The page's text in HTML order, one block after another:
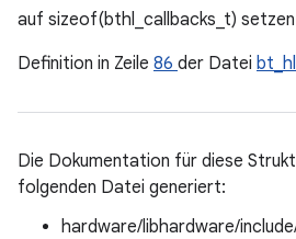
auf sizeof(bthl_callbacks_t) setzen
Definition in Zeile 86 der Datei
Die Dokumentation für diese
folgenden Datei generiert:
hardware/libhardware/